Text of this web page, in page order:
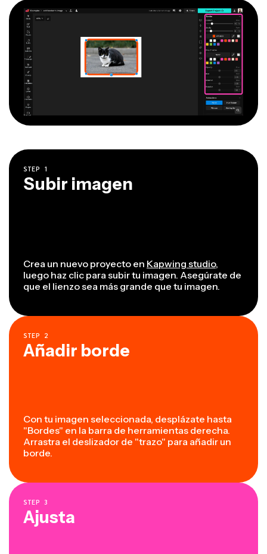
STEP 1
Subir imagen
Crea un nuevo proyecto en Kapwing studio,
luego haz clic para subir tu imagen. Asegúrate de
que el lienzo sea más grande que tu imagen.
STEP 2
Añadir borde
Con tu imagen seleccionada, desplázate hasta
"Bordes" en la barra de herramientas derecha.
Arrastra el deslizador de "trazo" para añadir un
borde.
STEP 3
Ajusta